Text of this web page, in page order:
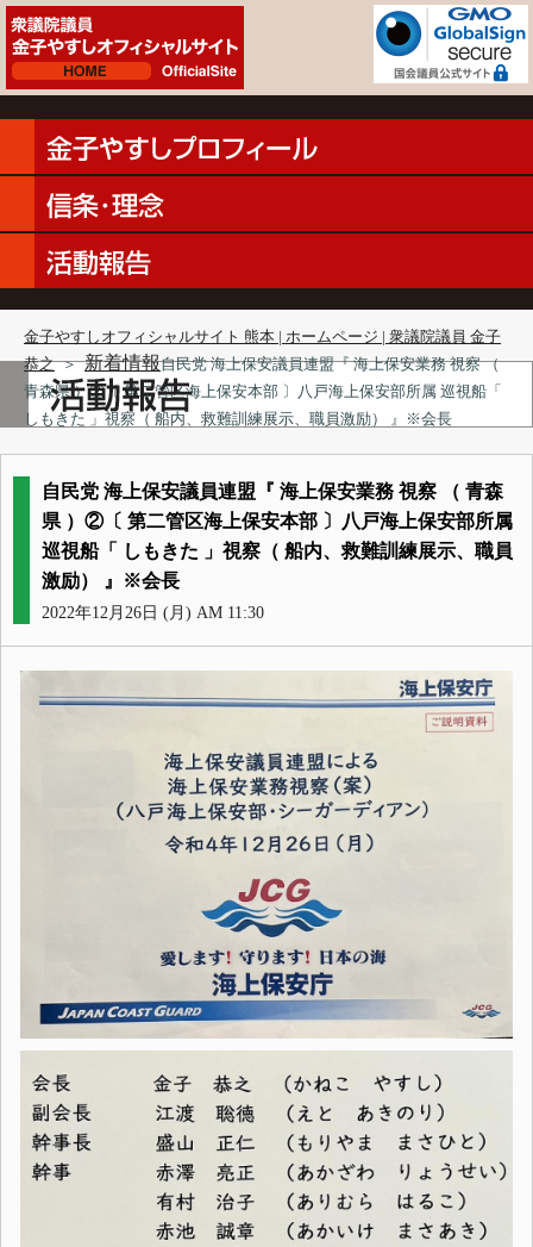
金子やすしオフィシャルサイト 熊本 | ホームページ | 衆議院議員 金子
恭之 ＞ 新着情報自民党 海上保安議員連盟『 海上保安業務 視察 （
青森県 ）②〔 第二管区海上保安本部 〕八戸海上保安部所属 巡視船「
しもきた 」視察（ 船内、救難訓練展示、職員激励） 』※会長
自民党 海上保安議員連盟『 海上保安業務 視察 （ 青森
県 ）②〔 第二管区海上保安本部 〕八戸海上保安部所属
巡視船「 しもきた 」視察（ 船内、救難訓練展示、職員
激励） 』※会長
2022年12月26日 (月) AM 11:30